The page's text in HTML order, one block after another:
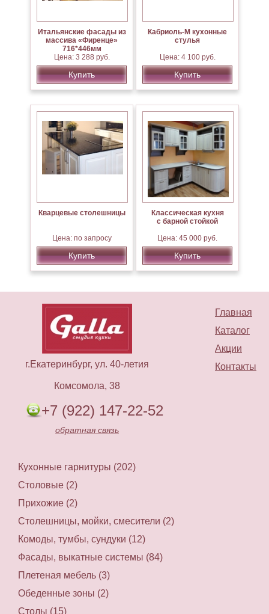
Итальянские фасады из
массива «Фиренце»
716*446мм
Цена: 3 288 руб.
Купить
Кабриоль-М кухонные
стулья
Цена: 4 100 руб.
Купить
Кварцевые столешницы
Цена: по запросу
Купить
Классическая кухня
с барной стойкой
Цена: 45 000 руб.
Купить
Главная
Каталог
Акции
Контакты
г.Екатеринбург, ул. 40-летия
Комсомола, 38
+7 (922) 147-22-52
обратная связь
Кухонные гарнитуры (202)
Столовые (2)
Прихожие (2)
Столешницы, мойки, смесители (2)
Комоды, тумбы, сундуки (12)
Фасады, выкатные системы (84)
Плетеная мебель (3)
Обеденные зоны (2)
Столы (15)